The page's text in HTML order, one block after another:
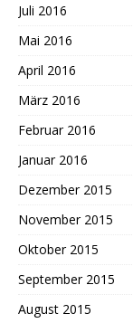
Juli 2016
Mai 2016
April 2016
März 2016
Februar 2016
Januar 2016
Dezember 2015
November 2015
Oktober 2015
September 2015
August 2015